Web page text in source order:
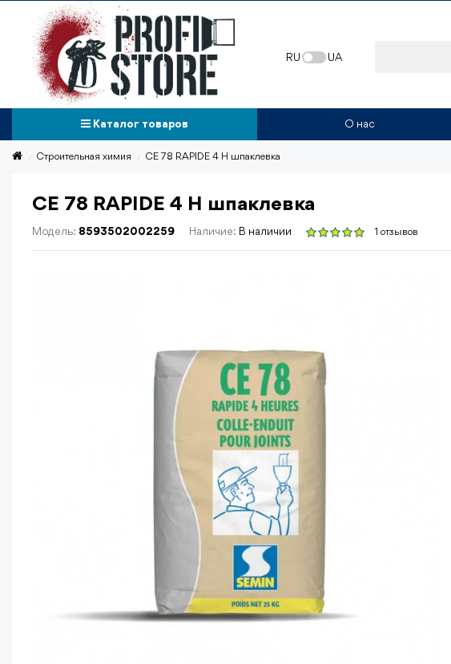
RU UA
Каталог товаров О нас
Строительная химия CE 78 RAPIDE 4 H шпаклевка
CE 78 RAPIDE 4 H шпаклевка
Модель: 8593502002259 Наличие: В наличии 1 отзывов